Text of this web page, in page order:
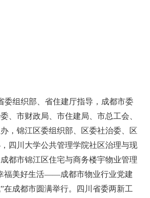
委组织部、省住建厅指导，成都市委
、市财政局、市住建局、市总工会、
，锦江区委组织部、区委社治委、区
四川大学公共管理学院社区治理与现
都市锦江区住宅与商务楼宇物业管理
福美好生活——成都市物业行业党建
在成都市圆满举行。四川省委两新工